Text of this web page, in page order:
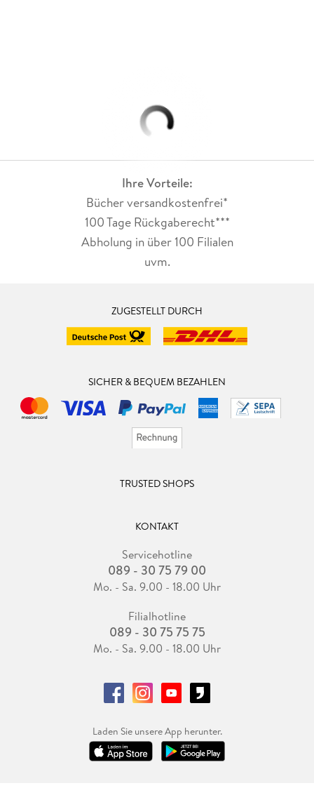
Ihre Vorteile:
Bücher versandkostenfrei*
100 Tage Rückgaberecht***
Abholung in über 100 Filialen
uvm.
ZUGESTELLT DURCH
SICHER & BEQUEM BEZAHLEN
TRUSTED SHOPS
KONTAKT
Servicehotline
089 - 30 75 79 00
Mo. - Sa. 9.00 - 18.00 Uhr
Filialhotline
089 - 30 75 75 75
Mo. - Sa. 9.00 - 18.00 Uhr
Laden Sie unsere App herunter.